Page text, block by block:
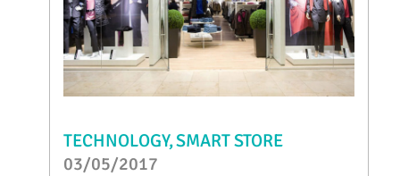
TECHNOLOGY SMART STORE
03/05/2017